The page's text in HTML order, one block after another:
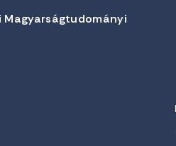
Magyarságtudományi